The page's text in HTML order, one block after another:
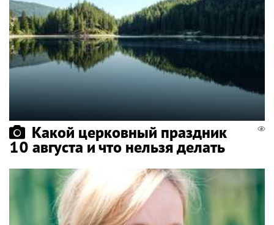
Какой церковный праздник
10 августа и что нельзя делать